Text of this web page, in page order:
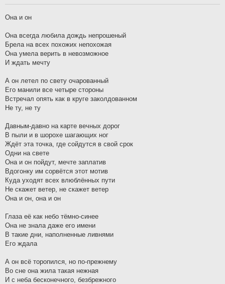
и
Она и он
Она всегда любила дождь непрошеный
Брела на всех похожих непохожая
Она умела верить в невозможное
И ждать мечту
А он летел по свету очарованный
Его манили все четыре стороны
Встречал опять как в круге заколдованном
Не ту, не ту
Давным-давно на карте вечных дорог
В пыли и в шорохе шагающих ног
Ждёт эта точка, где сойдутся в свой срок
Одни на свете
Она и он пойдут, мечте заплатив
Вдогонку им сорвётся этот мотив
Куда уходят всех влюблённых пути
Не скажет ветер, не скажет ветер
Она и он, она и он
Глаза её как небо тёмно-синее
Она не знала даже его имени
В такие дни, наполненные ливнями
Его ждала
А он всё торопился, но по-прежнему
Во сне она жила такая нежная
И с неба бесконечного, безбрежного